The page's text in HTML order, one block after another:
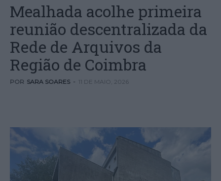
Mealhada acolhe primeira
reunião descentralizada da
Rede de Arquivos da
Região de Coimbra
POR SARA SOARES - 11 DE MAIO, 2026